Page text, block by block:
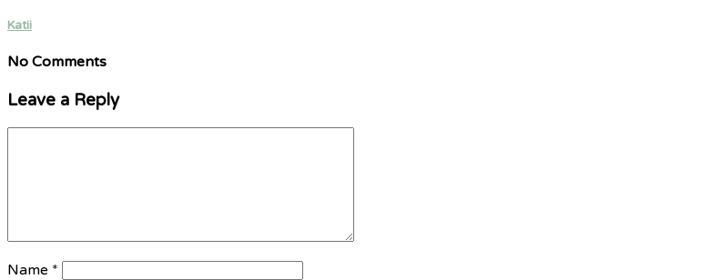
Katii
No Comments
Leave a Reply
Name *